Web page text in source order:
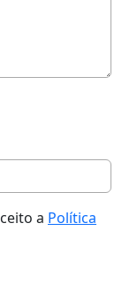
a Política